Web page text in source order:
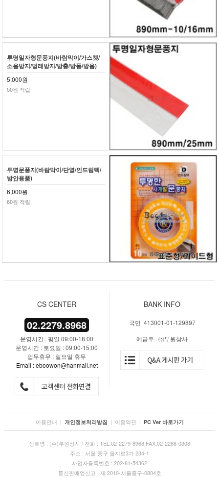
투명일자형문풍지(바람막이/가스켓/
소음방지/벌레방지/방충/방풍/방음)
5,000원
50원 적립
투명문풍지(바람막이/단열/인드림텍/
방안용품)
6,000원
60원 적립
CS CENTER
02.2279.8968
운영시간 : 평일 09:00-18:00
운영시간 : 토요일 : 09:00-15:00
업무휴무 : 일요일 휴무
Email : eboowon@hanmail.net
BANK INFO
국민 413001-01-129897
예금주 : ㈜부원상사
이용안내 | 개인정보처리방침 | 이용약관 | PC Ver 바로가기
상호명 : (주)부원상사 / 전화 : TEL:02-2279-8968,FAX:02-2268-0308
주소 : 서울 중구 을지로3가 234-1
사업자등록번호 : 202-81-54362
통신판매업신고 : 제 2010-서울중구-0804호